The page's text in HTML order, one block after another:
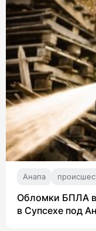
Анапа
Обломки БПЛА
в Супсехе под